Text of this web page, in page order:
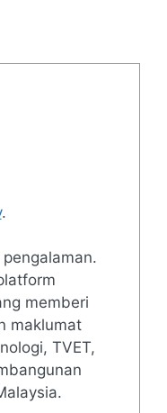
.
memberi
maklumat
TVET,